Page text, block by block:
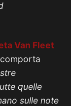
Van Fleet
quelle
sulle note